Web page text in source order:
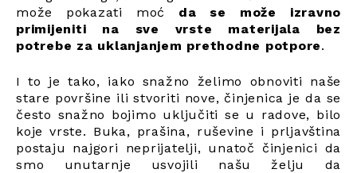
može pokazati moć da se može izravno
primijeniti na sve vrste materijala bez
potrebe za uklanjanjem prethodne potpore.
I to je tako, iako snažno želimo obnoviti naše
stare površine ili stvoriti nove, činjenica je da se
često snažno bojimo uključiti se u radove, bilo
koje vrste. Buka, prašina, ruševine i prljavština
postaju najgori neprijatelji, unatoč činjenici da
smo unutarnje usvojili našu želju da